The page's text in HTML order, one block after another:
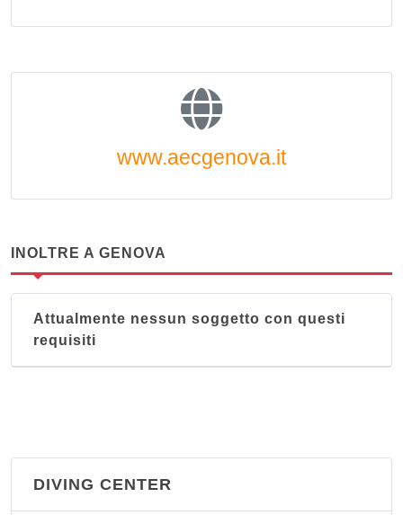
www.aecgenova.it
INOLTRE A GENOVA
Attualmente nessun soggetto con questi
requisiti
DIVING CENTER